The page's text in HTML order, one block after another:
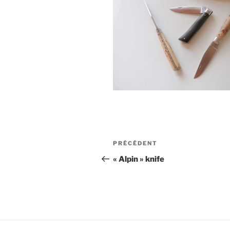
Navigation
de
Article
précédent
PRÉCÉDENT
« Alpin » knife